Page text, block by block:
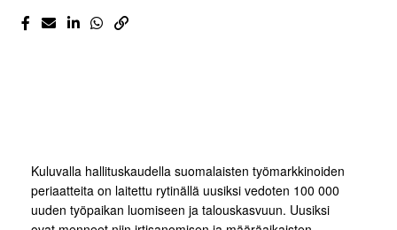
Kuluvalla hallituskaudella suomalaisten työmarkkinoiden
periaatteita on laitettu rytinällä uusiksi vedoten 100 000
uuden työpaikan luomiseen ja talouskasvuun. Uusiksi